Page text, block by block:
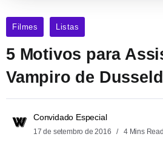
Filmes Listas
5 Motivos para
Vampiro de
Convidado Especial
17 de setembro de 2016 4 Mins Read